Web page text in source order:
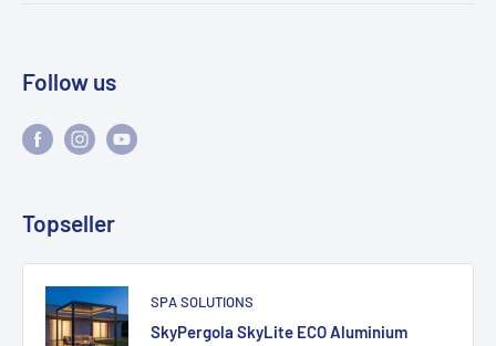
Follow us
Topseller
SPA SOLUTIONS
SkyPergola SkyLite ECO Aluminium